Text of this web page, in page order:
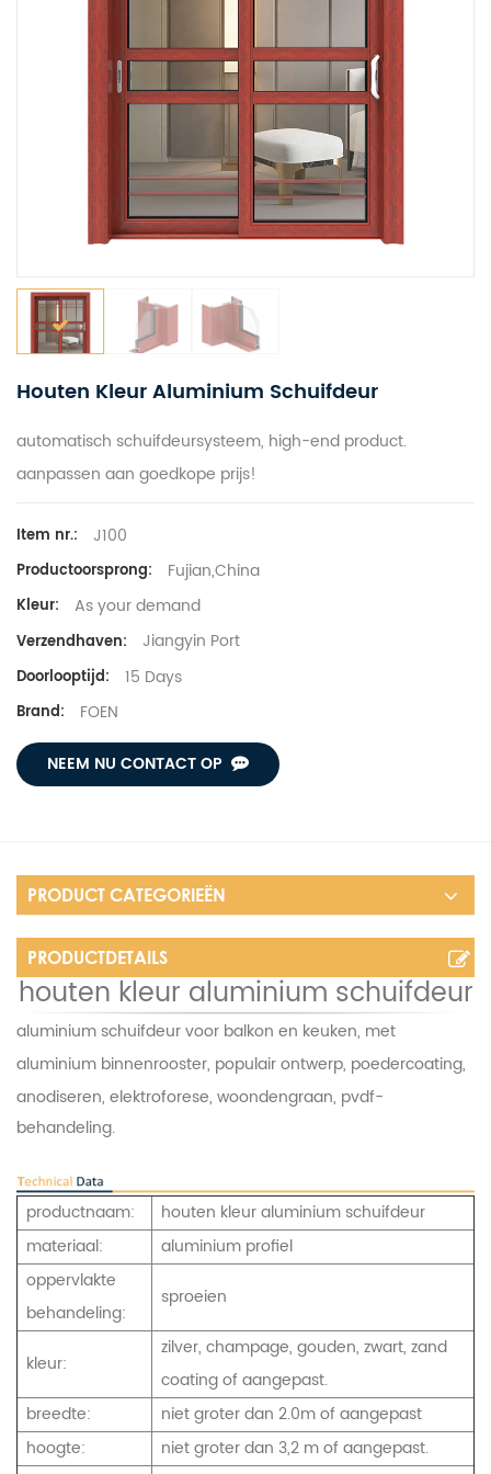
Houten Kleur Aluminium Schuifdeur
automatisch schuifdeursysteem, high-end product.
aanpassen aan goedkope prijs!
Item nr.: J100
Productoorsprong: Fujian,China
Kleur: As your demand
Verzendhaven: Jiangyin Port
Doorlooptijd: 15 Days
Brand: FOEN
NEEM NU CONTACT OP
PRODUCT CATEGORIEËN
PRODUCTDETAILS
houten kleur aluminium schuifdeur
aluminium schuifdeur voor balkon en keuken, met
aluminium binnenrooster, populair ontwerp, poedercoating,
anodiseren, elektroforese, woondengraan, pvdf-
behandeling.
productnaam:
houten kleur aluminium schuifdeur
materiaal:
aluminium profiel
oppervlakte
behandeling:
sproeien
kleur:
zilver, champage, gouden, zwart, zand
coating of aangepast.
breedte:
niet groter dan 2.0m of aangepast
hoogte:
niet groter dan 3,2 m of aangepast.